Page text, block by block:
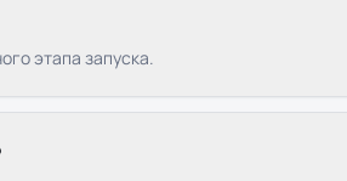
этапа запуска.